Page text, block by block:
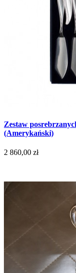
Zestaw
(Amerykański)
2 860,00 zł